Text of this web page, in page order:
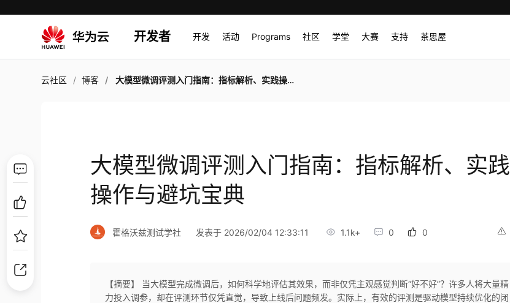
开发者 开发 活动 Programs 社区 学堂 大赛 支持 茶思屋
云社区 博客 大模型微调评测入门指南：指标解析、实践操作与避坑宝典
大模型微调评测入门指南：指标解析、实践
操作与避坑宝典
霍格沃兹测试学社 发表于 2026/02/04 12:33:11 1.1k+ 0 0
【摘要】 当大模型完成微调后，如何科学地评估其效果，而非仅凭主观感觉判断“好不好”？许多人将大量精
力投入调参，却在评测环节仅凭直觉，导致上线后问题频发。实际上，有效的评测是驱动模型持续优化的闭